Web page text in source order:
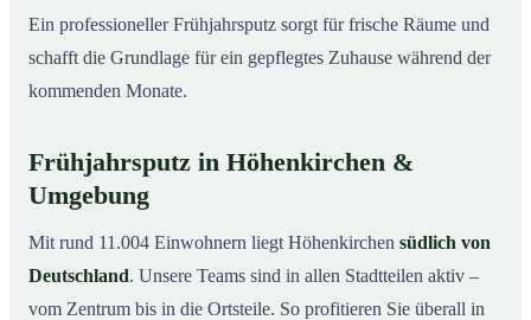
Ein professioneller Frühjahrsputz sorgt für frische Räume und
schafft die Grundlage für ein gepflegtes Zuhause während der
kommenden Monate.
Frühjahrsputz in Höhenkirchen &
Umgebung
Mit rund 11.004 Einwohnern liegt Höhenkirchen südlich von
Deutschland. Unsere Teams sind in allen Stadtteilen aktiv –
vom Zentrum bis in die Ortsteile. So profitieren Sie überall in